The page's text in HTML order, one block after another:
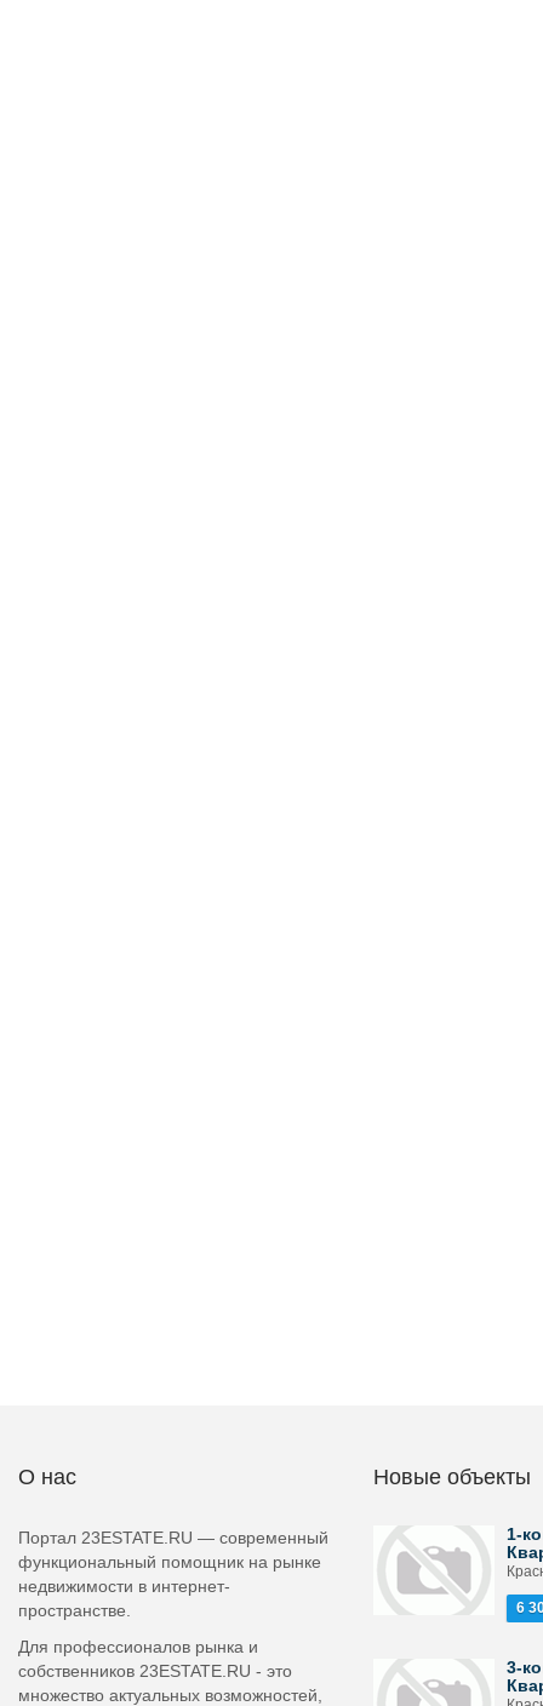
О нас
Портал 23ESTATE.RU — современный
функциональный помощник на рынке
недвижимости в интернет-
пространстве.
Для профессионалов рынка и
собственников 23ESTATE.RU - это
множество актуальных возможностей,
Новые объекты
1-
6
3-